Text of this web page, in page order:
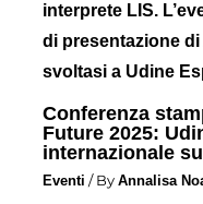
Conferenza
Future 2025:
internazionale
Eventi / By Annalisa